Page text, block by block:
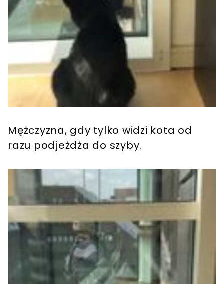
Mężczyzna, gdy tylko widzi kota od
razu podjeżdża do szyby.